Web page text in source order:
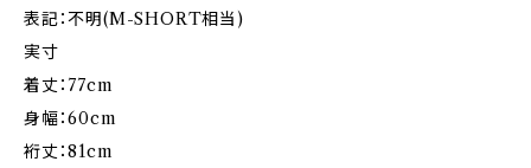
表記：不明(M-SHORT相当)
実寸
着丈：77cm
身幅：60cm
裄丈：81cm